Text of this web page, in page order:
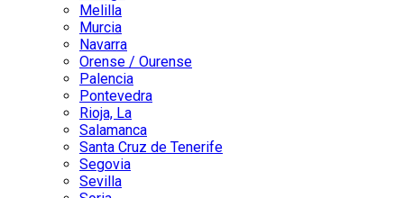
Melilla
Murcia
Navarra
Orense / Ourense
Palencia
Pontevedra
Rioja, La
Salamanca
Santa Cruz de Tenerife
Segovia
Sevilla